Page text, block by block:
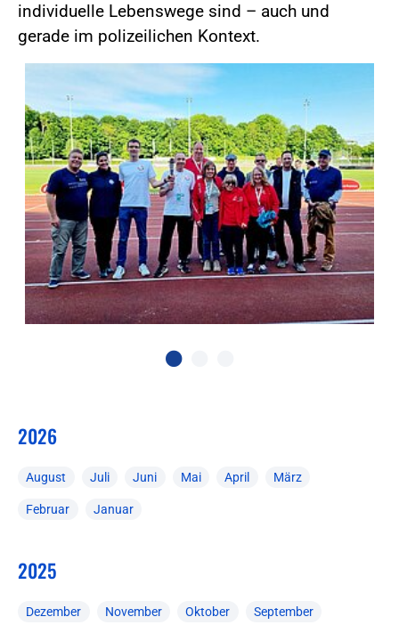
individuelle Lebenswege sind – auch und
gerade im polizeilichen Kontext.
2026
August Juli Juni Mai April März
Februar Januar
2025
Dezember November Oktober September